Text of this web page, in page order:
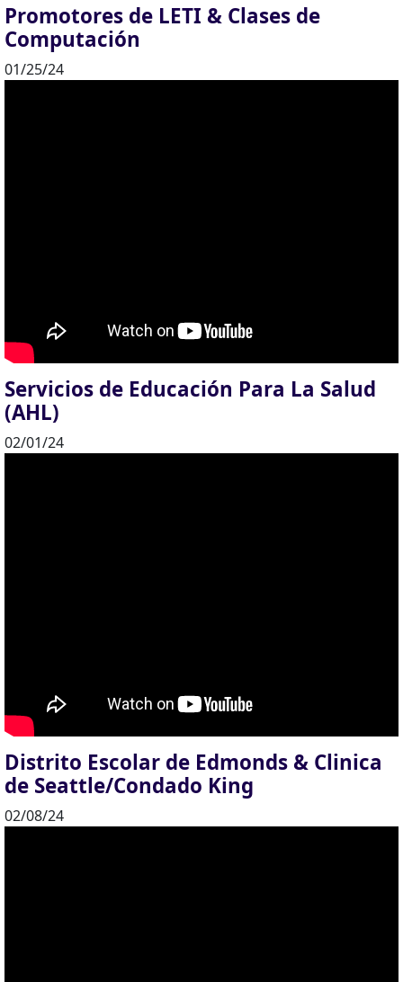
Promotores de LETI & Clases de
Computación
01/25/24
Servicios de Educación Para La Salud
(AHL)
02/01/24
Distrito Escolar de Edmonds & Clinica
de Seattle/Condado King
02/08/24